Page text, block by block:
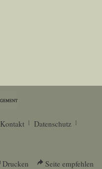
Kontakt
Datenschutz
Drucken Seite empfehlen